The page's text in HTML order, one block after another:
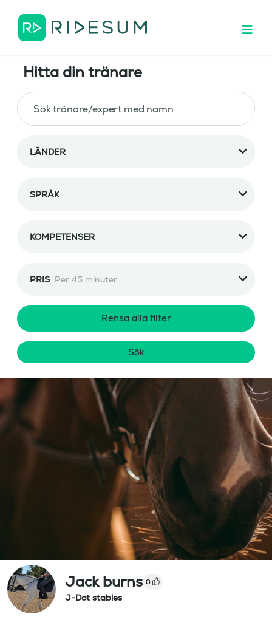
Hitta din tränare
LÄNDER
SPRÅK
KOMPETENSER
PRIS Per 45 minuter
Rensa alla filter
Sök
Jack burns 0
J-Dot stables